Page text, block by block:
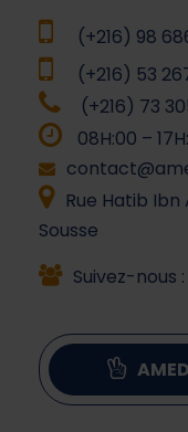
(+216) 98
(+216) 53
(+216) 73
08H:00 –
Rue Hatib Ibn
Sousse
Suivez-nous :
AMED